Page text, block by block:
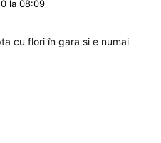
la 08:09
cu flori în gara si e numai